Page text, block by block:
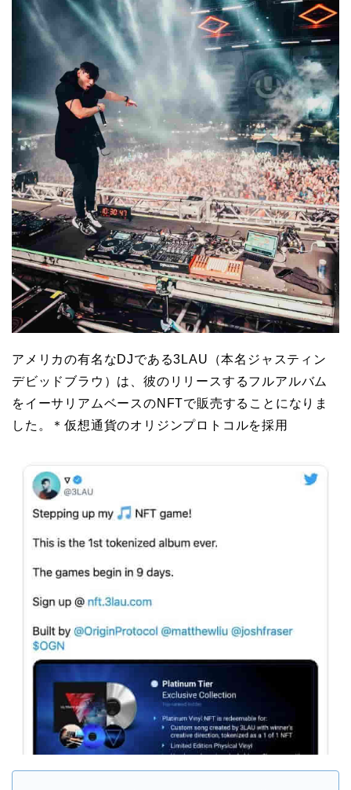
アメリカの有名なDJである3LAU（本名ジャスティン
デビッドブラウ）は、彼のリリースするフルアルバム
をイーサリアムベースのNFTで販売することになりま
した。＊仮想通貨のオリジンプロトコルを採用